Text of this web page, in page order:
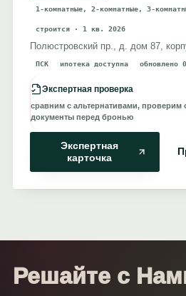
1-комнатные, 2-комнатные, 3-
строится · 1 кв. 2026
Полюстровский пр., д. дом 87,
ПСК ипотека доступна обновлено
Экспертная проверка
сравним с альтернативами, проверим
документы перед бронью
Экспертная
карточка
Решайте с